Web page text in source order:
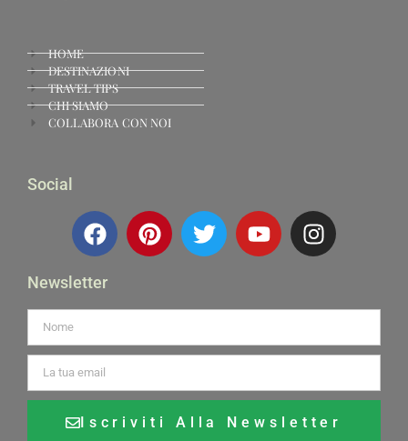
HOME
DESTINAZIONI
TRAVEL TIPS
CHI SIAMO
COLLABORA CON NOI
Social
Newsletter
Iscriviti Alla Newsletter